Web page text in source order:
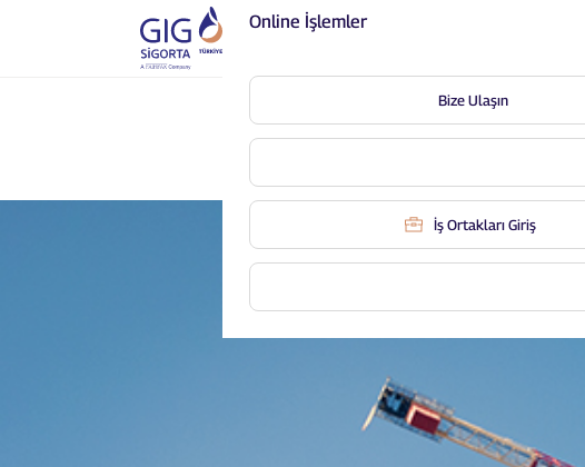
Online İşlemler
Bize Ulaşın
İş Ortakları Giriş